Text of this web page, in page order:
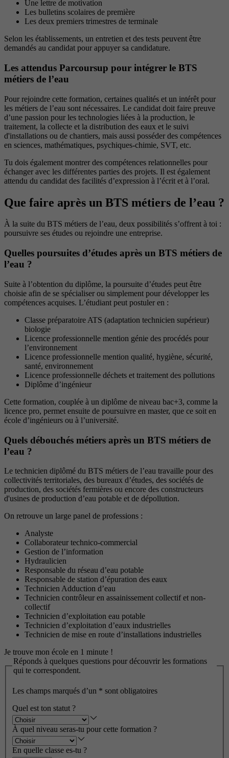
Une lettre de motivation
Les bulletins scolaires de première
Les deux premiers trimestres de terminale
Selon les établissements, un entretien et des tests peuvent être
demandés au candidat pour appuyer sa candidature.
Les attendus Parcoursup pour intégrer le BTS
métiers de l’eau
Pour rejoindre cette formation, certaines qualités et un intérêt pour
les métiers de l’eau sont nécessaires. Le candidat doit faire preuve
d’une passion pour les technologies liées à la production, le
traitement, la collecte et la distribution des eaux et le suivi
d'installations ou de chantiers, mais aussi posséder des compétences
en sciences, mathématiques, psychiques-chimie, SVT, etc.
Tu dois également montrer des compétences relationnelles pour
échanger avec les différentes parties des projets. Il est également
attendu du candidat des facilités d’expression à l’écrit et à l’oral.
Que faire après un BTS métiers de l’eau ?
À la suite du BTS métiers de l’eau, deux possibilités s’offrent à toi :
poursuivre ses études ou rejoindre une entreprise.
Quelles poursuites d’études après un BTS métiers de
l’eau ?
Suite à l’obtention du diplôme, la poursuite d’études peut être
choisie afin de se spécialiser ou simplement pour développer les
compétences acquises. L’étudiant peut postuler en :
Classe préparatoire ATS (adaptation technicien supérieur)
biologie
Licence professionnelle mention génie des procédés pour
l’environnement
Licence professionnelle mention qualité, hygiène, sécurité,
santé, environnement
Licence professionnelle déchets et traitement des pollutions
Diplôme d’ingénieur
Cette formation, couplée à un diplôme de niveau bac+3, comme la
licence pro, permet ensuite de poursuivre en master, que ce soit en
école d’ingénieurs ou à l’université.
Quels débouchés métiers après un BTS métiers de
l’eau ?
Le technicien diplômé du BTS métiers de l’eau travaille pour des
collectivités territoriales, des bureaux d’études, des sociétés de
production, des sociétés fermières ou encore des constructeurs
d'usines de production d’eau potable et de dépollution.
On retrouve un large panel de professions :
Analyste
Collaborateur technico-commercial
Gestion de l’information
Hydraulicien
Responsable du réseau d’eau potable
Responsable de station d’épuration des eaux
Technicien Adduction d’eau
Technicien contrôleur en assainissement collectif et non-
collectif
Technicien d’exploitation eau potable
Technicien d’exploitation d’eaux industrielles
Technicien de mise en route d’installations industrielles
Je trouve mon école en 1 minute !
Réponds à quelques questions pour découvrir les formations
qui te correspondent.
Les champs marqués d’un * sont obligatoires
Quel est ton statut ?
À quel niveau seras-tu pour cette formation ?
En quelle classe es-tu ?